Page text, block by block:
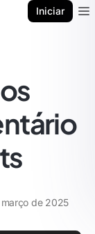
Iniciar
de 2025